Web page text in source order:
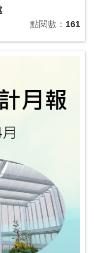
點閱數： 161